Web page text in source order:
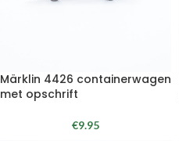
Märklin 4426 containerwagen
met opschrift
€9.95